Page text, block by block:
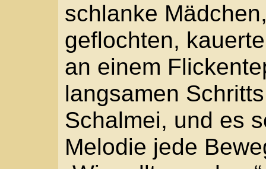
ganz allein für sich.
Michele spürte die
halb vom Bild
Fingern des
einladen. Mit den
Zu dir. Ich könnte die